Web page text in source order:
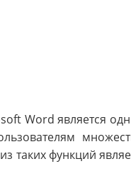
Word является
таких функций